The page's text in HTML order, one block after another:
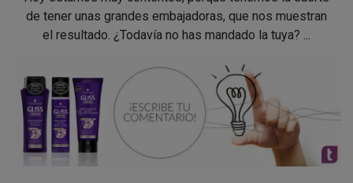
de tener unas grandes embajadoras, que nos muestran
el resultado. ¿Todavía no has mandado la tuya? ...